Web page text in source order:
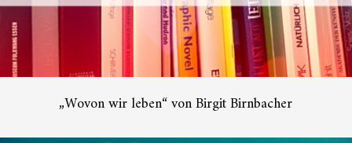
„Wovon wir leben“ von Birgit Birnbacher